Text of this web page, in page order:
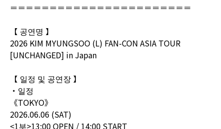
＝＝＝＝＝＝＝＝＝＝＝＝＝＝＝＝＝＝＝＝＝＝＝
【 공연명 】
2026 KIM MYUNGSOO (L) FAN-CON ASIA TOUR
[UNCHANGED] in Japan
【 일정 및 공연장 】
・일정
《TOKYO》
2026.06.06 (SAT)
<1부>13:00 OPEN / 14:00 START